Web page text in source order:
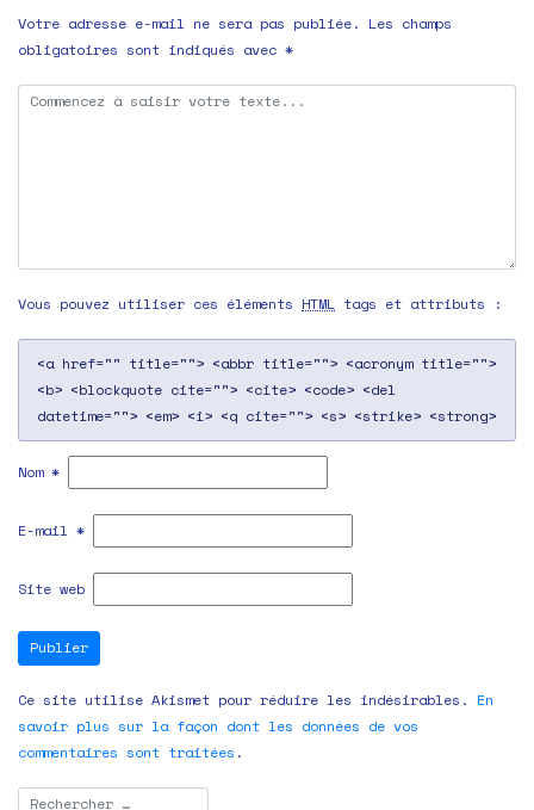
Votre adresse e-mail ne sera pas publiée. Les champs
obligatoires sont indiqués avec *
Vous pouvez utiliser ces éléments HTML tags et attributs :
<a href="" title=""> <abbr title=""> <acronym title="">
<b> <blockquote cite=""> <cite> <code> <del
datetime=""> <em> <i> <q cite=""> <s> <strike> <strong>
Nom *
E-mail *
Site web
Ce site utilise Akismet pour réduire les indésirables. En
savoir plus sur la façon dont les données de vos
commentaires sont traitées .